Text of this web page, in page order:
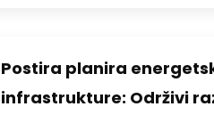
Postira planira
infrastrukture: Održivi